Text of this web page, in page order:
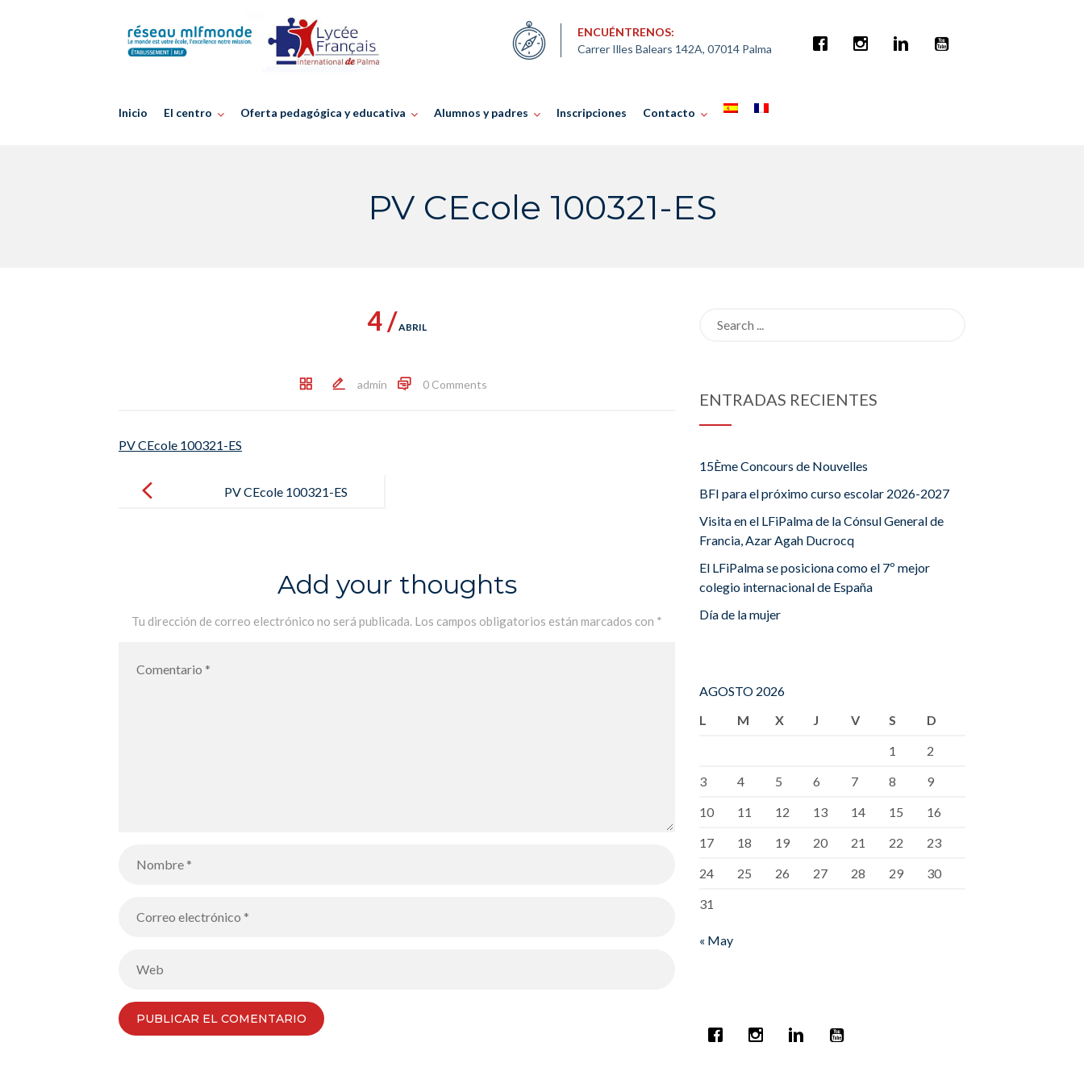
ENCUÉNTRENOS:
Carrer Illes Balears 142A, 07014 Palma
Inicio El centro Oferta pedagógica y educativa Alumnos y padres Inscripciones Contacto
PV CEcole 100321-ES
4 /ABRIL
admin 0 Comments
PV CEcole 100321-ES
navigation
PV CEcole 100321-ES
Add your thoughts
Tu dirección de correo electrónico no será publicada. Los campos obligatorios están marcados con *
ENTRADAS RECIENTES
15Ème Concours de Nouvelles
BFI para el próximo curso escolar 2026-2027
Visita en el LFiPalma de la Cónsul General de
Francia, Azar Agah Ducrocq
El LFiPalma se posiciona como el 7º mejor
colegio internacional de España
Día de la mujer
AGOSTO 2026
L
M X J V S
D
1
2
3
4 5 6 7 8
9
10
11 12 13 14 15
16
17
18 19 20 21 22
23
24
25 26 27 28 29
30
31
« May